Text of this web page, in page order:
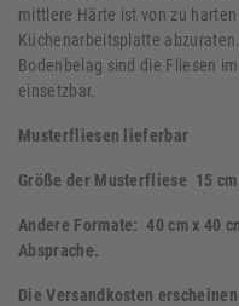
mittlere Härte ist von zu
Küchenarbeitsplatte
Bodenbelag sind die Fliesen
einsetzbar.
Musterfliesen lieferbar
Größe der Musterfliese 15 cm
Andere Formate: 40 cm x 40
Absprache.
Die Versandkosten